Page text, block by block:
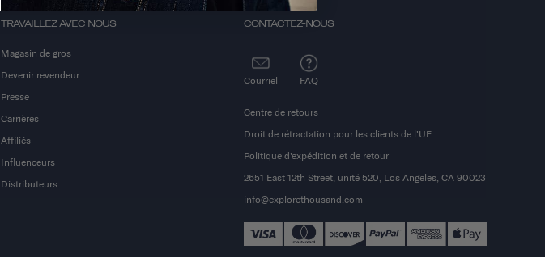
TRAVAILLEZ AVEC NOUS
Magasin de gros
Devenir revendeur
Presse
Carrières
Affiliés
Influenceurs
Distributeurs
CONTACTEZ-NOUS
Courriel FAQ
Centre de retours
Droit de rétractation pour les clients de l'UE
Politique d'expédition et de retour
2651 East 12th Street, unité 520, Los Angeles, CA 90023
info@explorethousand.com